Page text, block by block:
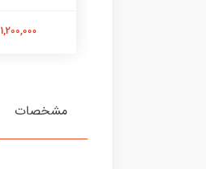
1,200,000 تومان
مشخصات